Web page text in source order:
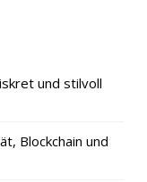
und stilvoll
Blockchain und